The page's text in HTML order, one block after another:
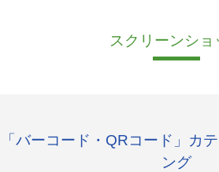
スクリーンショ
「バーコード・QRコード」カ
ング